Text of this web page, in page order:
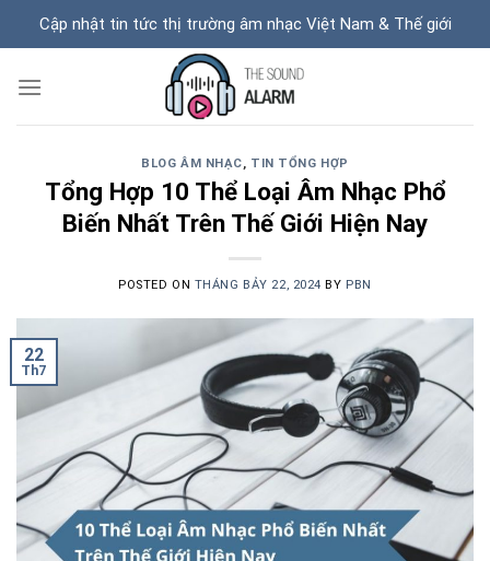
Cập nhật tin tức thị trường âm nhạc Việt Nam & Thế giới
BLOG ÂM NHẠC, TIN TỔNG HỢP
Tổng Hợp 10 Thể Loại Âm Nhạc Phổ
Biến Nhất Trên Thế Giới Hiện Nay
POSTED ON THÁNG BẢY 22, 2024 BY PBN
22
Th7